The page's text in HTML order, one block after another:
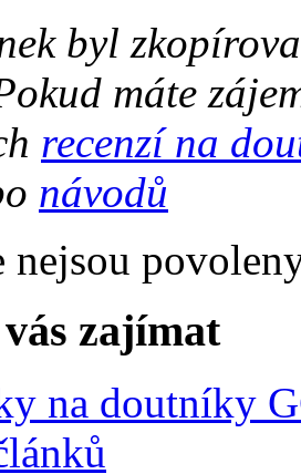
byl
máte
recenzí na
návodů
nejsou
zajímat
na doutníky